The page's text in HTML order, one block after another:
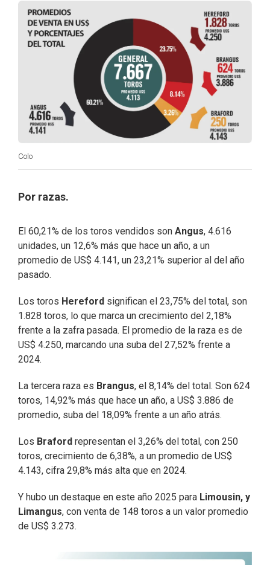
Colo
Por razas.
El 60,21% de los toros vendidos son Angus, 4.616
unidades, un 12,6% más que hace un año, a un
promedio de US$ 4.141, un 23,21% superior al del año
pasado.
Los toros Hereford significan el 23,75% del total, son
1.828 toros, lo que marca un crecimiento del 2,18%
frente a la zafra pasada. El promedio de la raza es de
US$ 4.250, marcando una suba del 27,52% frente a
2024.
La tercera raza es Brangus, el 8,14% del total. Son 624
toros, 14,92% más que hace un año, a US$ 3.886 de
promedio, suba del 18,09% frente a un año atrás.
Los Braford representan el 3,26% del total, con 250
toros, crecimiento de 6,38%, a un promedio de US$
4.143, cifra 29,8% más alta que en 2024.
Y hubo un destaque en este año 2025 para Limousin, y
Limangus, con venta de 148 toros a un valor promedio
de US$ 3.273.